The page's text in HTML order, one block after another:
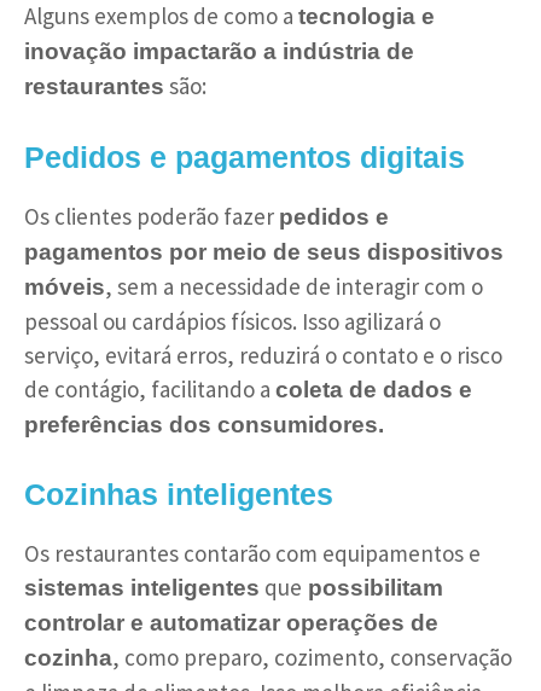
Alguns exemplos de como a tecnologia e
inovação impactarão a indústria de
restaurantes são:
Pedidos e pagamentos digitais
Os clientes poderão fazer pedidos e
pagamentos por meio de seus dispositivos
móveis, sem a necessidade de interagir com o
pessoal ou cardápios físicos. Isso agilizará o
serviço, evitará erros, reduzirá o contato e o risco
de contágio, facilitando a coleta de dados e
preferências dos consumidores.
Cozinhas inteligentes
Os restaurantes contarão com equipamentos e
sistemas inteligentes que possibilitam
controlar e automatizar operações de
cozinha, como preparo, cozimento, conservação